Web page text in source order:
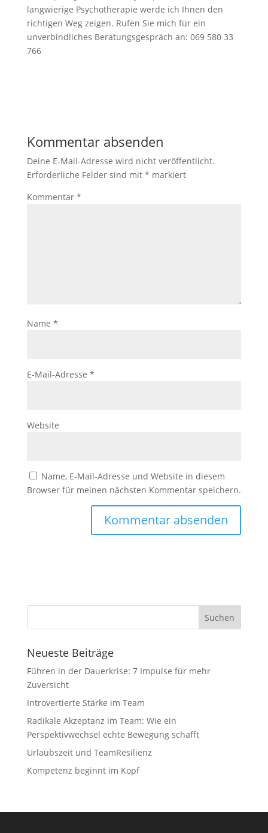
langwierige Psychotherapie werde ich Ihnen den
richtigen Weg zeigen. Rufen Sie mich für ein
unverbindliches Beratungsgespräch an: 069 580 33
766
Kommentar absenden
Deine E-Mail-Adresse wird nicht veröffentlicht.
Erforderliche Felder sind mit * markiert
Kommentar *
Name *
E-Mail-Adresse *
Website
Name, E-Mail-Adresse und Website in diesem
Browser für meinen nächsten Kommentar speichern.
Neueste Beiträge
Führen in der Dauerkrise: 7 Impulse für mehr
Zuversicht
Introvertierte Stärke im Team
Radikale Akzeptanz im Team: Wie ein
Perspektivwechsel echte Bewegung schafft
Urlaubszeit und TeamResilienz
Kompetenz beginnt im Kopf